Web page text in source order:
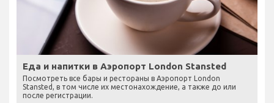
Еда и напитки в Аэропорт London Stansted
Посмотреть все бары и рестораны в Аэропорт London
Stansted, в том числе их местонахождение, а также до или
после регистрации.